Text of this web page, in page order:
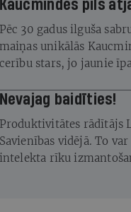
Kaucmindes pils
30 gadus ilguša
maiņas unikālās
cerību stars, jo jaunie
Nevajag baidīties!
Produktivitātes rādītājs
Savienības vidējā. To
intelekta rīku